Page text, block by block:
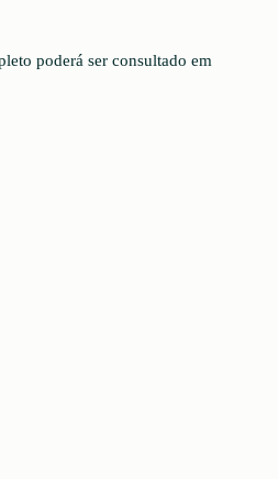
poderá ser consultado em